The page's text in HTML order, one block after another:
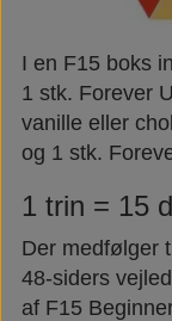
I en F15 boks
1 stk. Forever
vanille eller
og 1 stk.
1 trin = 15
Der medfølger
48-siders
af F15